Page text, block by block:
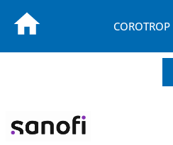
COROTROP